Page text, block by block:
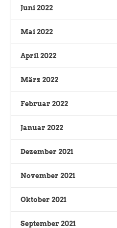
Juni 2022
Mai 2022
April 2022
März 2022
Februar 2022
Januar 2022
Dezember 2021
November 2021
Oktober 2021
September 2021